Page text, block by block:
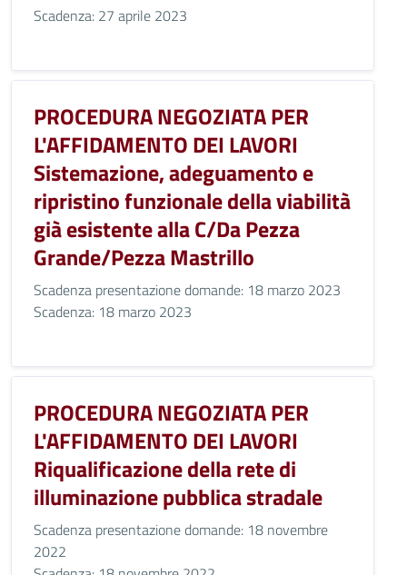
Scadenza: 27 aprile 2023
PROCEDURA NEGOZIATA PER
L'AFFIDAMENTO DEI LAVORI
Sistemazione, adeguamento e
ripristino funzionale della viabilità
già esistente alla C/Da Pezza
Grande/Pezza Mastrillo
Scadenza presentazione domande: 18 marzo 2023
Scadenza: 18 marzo 2023
PROCEDURA NEGOZIATA PER
L'AFFIDAMENTO DEI LAVORI
Riqualificazione della rete di
illuminazione pubblica stradale
Scadenza presentazione domande: 18 novembre
2022